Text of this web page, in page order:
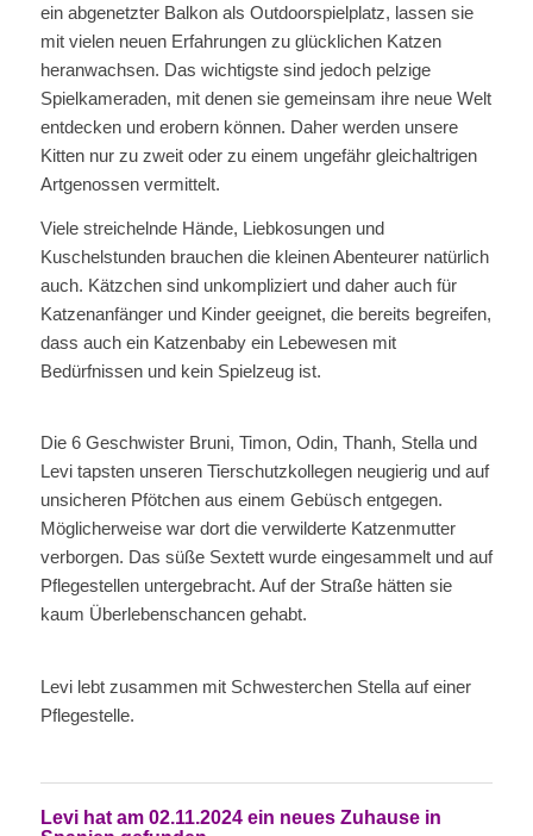
ein abgenetzter Balkon als Outdoorspielplatz, lassen sie
mit vielen neuen Erfahrungen zu glücklichen Katzen
heranwachsen. Das wichtigste sind jedoch pelzige
Spielkameraden, mit denen sie gemeinsam ihre neue Welt
entdecken und erobern können. Daher werden unsere
Kitten nur zu zweit oder zu einem ungefähr gleichaltrigen
Artgenossen vermittelt.
Viele streichelnde Hände, Liebkosungen und
Kuschelstunden brauchen die kleinen Abenteurer natürlich
auch. Kätzchen sind unkompliziert und daher auch für
Katzenanfänger und Kinder geeignet, die bereits begreifen,
dass auch ein Katzenbaby ein Lebewesen mit
Bedürfnissen und kein Spielzeug ist.
Die 6 Geschwister Bruni, Timon, Odin, Thanh, Stella und
Levi tapsten unseren Tierschutzkollegen neugierig und auf
unsicheren Pfötchen aus einem Gebüsch entgegen.
Möglicherweise war dort die verwilderte Katzenmutter
verborgen. Das süße Sextett wurde eingesammelt und auf
Pflegestellen untergebracht. Auf der Straße hätten sie
kaum Überlebenschancen gehabt.
Levi lebt zusammen mit Schwesterchen Stella auf einer
Pflegestelle.
Levi hat am 02.11.2024 ein neues Zuhause in